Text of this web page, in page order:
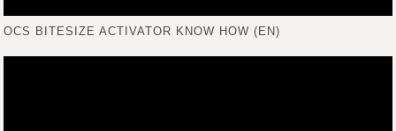
OCS BITESIZE ACTIVATOR KNOW HOW (EN)